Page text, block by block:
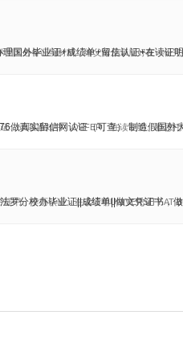
国必备证明材料，给父母及亲朋好友一份
国外毕业证+成绩单+留信认证+在读证
、录取通知书、OFFER、在读证明、雅思
做真实留信网认证（可查） 制造假国
书、学历认证、在读证明UNIVERSITY AT
分校办毕业证||成绩单||做文凭证书，